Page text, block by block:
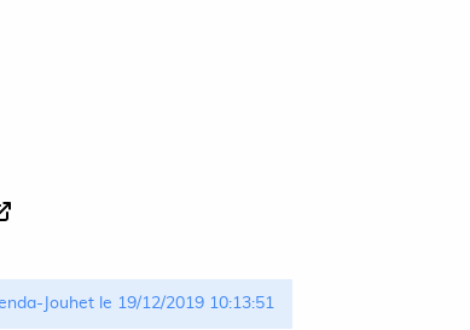
Jouhet le 19/12/2019 10:13:51